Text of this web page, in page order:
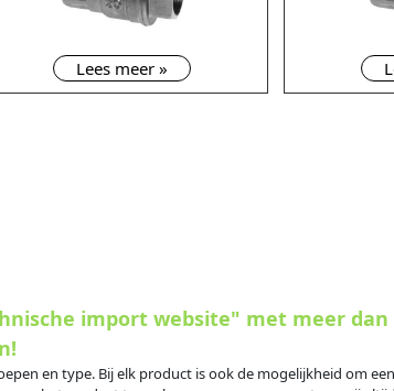
Lees meer »
import website" met meer dan
en type. Bij elk product is ook de mogelijkheid om